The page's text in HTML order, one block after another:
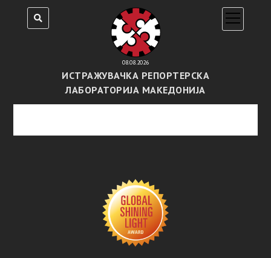
08.08.2026
ИСТРАЖУВАЧКА РЕПОРТЕРСКА
ЛАБОРАТОРИЈА МАКЕДОНИЈА
open
menu